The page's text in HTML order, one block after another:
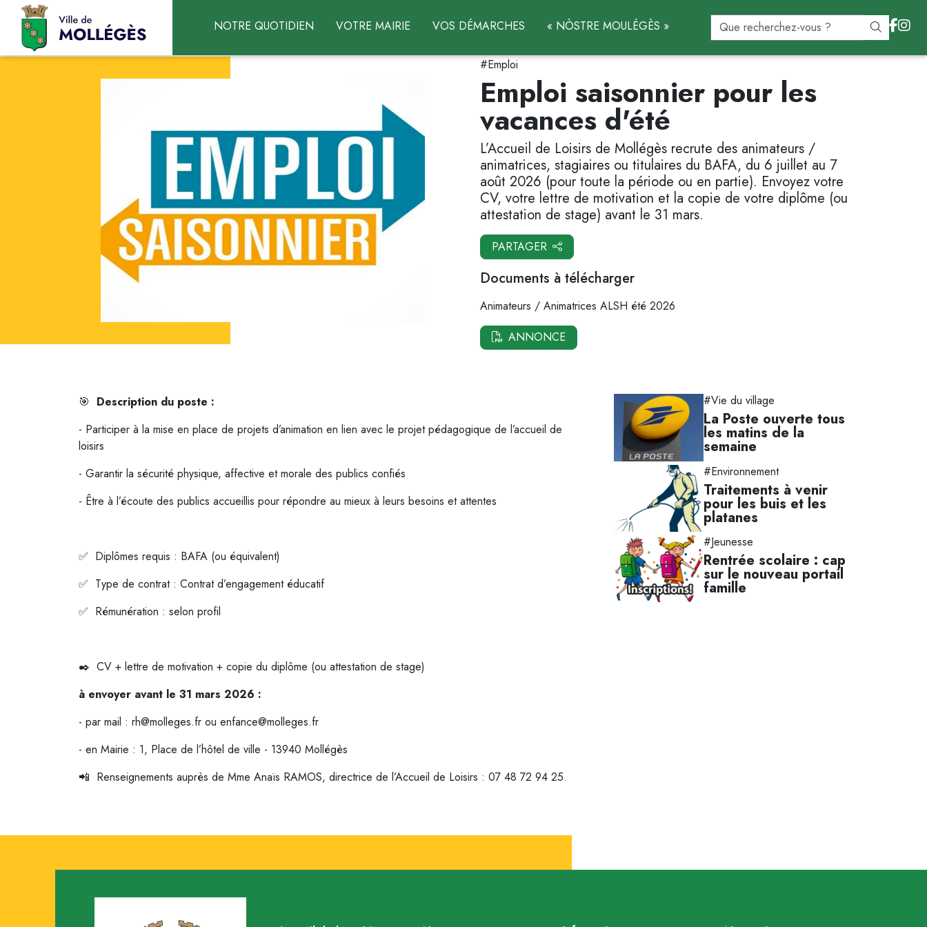
Accéder au contenu
NOTRE QUOTIDIEN
VOTRE MAIRIE VOS DÉMARCHES « NÒSTRE MOULÉGÈS »
#Emploi
Emploi saisonnier pour les
vacances d'été
L’Accueil de Loisirs de Mollégès recrute des animateurs /
animatrices, stagiaires ou titulaires du BAFA, du 6 juillet au 7
août 2026 (pour toute la période ou en partie). Envoyez votre
CV, votre lettre de motivation et la copie de votre diplôme (ou
attestation de stage) avant le 31 mars.
PARTAGER
Documents à télécharger
Animateurs / Animatrices ALSH été 2026
ANNONCE
🎯 Description du poste :
- Participer à la mise en place de projets d’animation en lien avec le projet pédagogique de l’accueil de
loisirs
- Garantir la sécurité physique, affective et morale des publics confiés
- Être à l’écoute des publics accueillis pour répondre au mieux à leurs besoins et attentes
✅ Diplômes requis : BAFA (ou équivalent)
✅ Type de contrat : Contrat d’engagement éducatif
✅ Rémunération : selon profil
✒️ CV + lettre de motivation + copie du diplôme (ou attestation de stage)
à envoyer avant le 31 mars 2026 :
- par mail : rh@molleges.fr ou enfance@molleges.fr
- en Mairie : 1, Place de l’hôtel de ville - 13940 Mollégès
📲 Renseignements auprès de Mme Anaïs RAMOS, directrice de l’Accueil de Loisirs : 07 48 72 94 25.
#Vie du village
La Poste ouverte tous
les matins de la
semaine
#Environnement
Traitements à venir
pour les buis et les
platanes
#Jeunesse
Rentrée scolaire : cap
sur le nouveau portail
famille